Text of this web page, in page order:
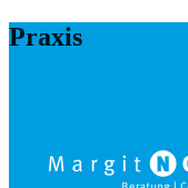
Praxis